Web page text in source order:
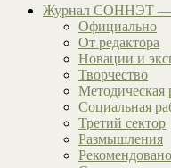
Журнал СОННЭТ —
Официально
От редактора
Новации и
Творчество
Методическая
Социальная
Третий сектор
Размышления